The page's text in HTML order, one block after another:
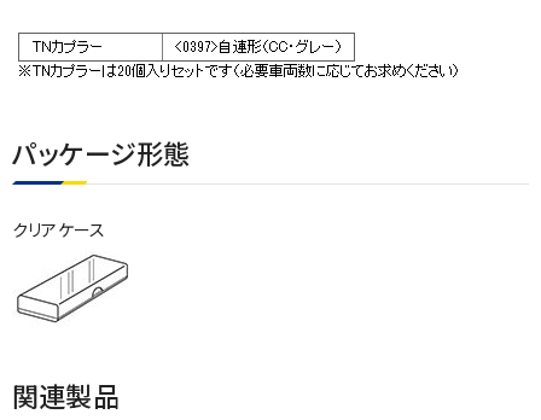
パッケージ形態
クリアケース
関連製品